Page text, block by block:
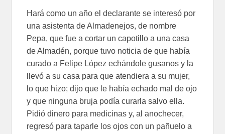
Hará como un año el declarante se interesó por
una asistenta de Almadenejos, de nombre
Pepa, que fue a cortar un capotillo a una casa
de Almadén, porque tuvo noticia de que había
curado a Felipe López echándole gusanos y la
llevó a su casa para que atendiera a su mujer,
lo que hizo; dijo que le había echado mal de ojo
y que ninguna bruja podía curarla salvo ella.
Pidió dinero para medicinas y, al anochecer,
regresó para taparle los ojos con un pañuelo a